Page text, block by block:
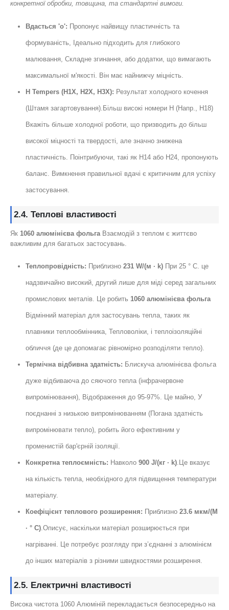
конкретної обробки, товщина, та стандартні вимоги.
Вдасться 'o': Пропонує найвищу пластичність та
формуваність, Ідеально підходить для глибокого
малювання, Складне згинання, або додатки, що вимагають
максимальної м'якості. Він має найнижчу міцність.
H Tempers (H1X, H2X, H3X): Результат холодного кочення
(Штамя загартовування).Більш високі номери Н (Напр., H18)
Вкажіть більше холодної роботи, що призводить до більш
високої міцності та твердості, але значно знижена
пластичність. Поінтрибуючи, такі як H14 або H24, пропонують
баланс. Вимкнення правильної вдачі є критичним для успіху
застосування.
2.4. Теплові властивості
Як 1060 алюмінієва фольга Взаємодій з теплом є життєво
важливим для багатьох застосувань.
Теплопровідність: Приблизно 231 W/(м · k)При 25 ° С. це
надзвичайно високий, другий лише для міді серед загальних
промислових металів. Це робить 1060 алюмінієва фольга
Відмінний матеріал для застосувань тепла, таких як
плавники теплообмінника, Тепловоліки, і теплоізоляційні
обличчя (де це допомагає рівномірно розподіляти тепло).
Термічна відбивна здатність: Блискуча алюмінієва фольга
дуже відбиваюча до сяючого тепла (інфрачервоне
випромінювання), Відображення до 95-97%. Це майно, У
поєднанні з низькою випромінюванням (Погана здатність
випромінювати тепло), робить його ефективним у
променистій бар'єрній ізоляції.
Конкретна теплоємність: Навколо 900 J/(кг · k).Це вказує
на кількість тепла, необхідного для підвищення температури
матеріалу.
Коефіцієнт теплового розширення: Приблизно 23.6 мкм/(M
· ° C).Описує, наскільки матеріал розширюється при
нагріванні. Це потребує розгляду при з’єднанні з алюмінієм
до інших матеріалів з різними швидкостями розширення.
2.5. Електричні властивості
Висока чистота 1060 Алюміній перекладається безпосередньо на